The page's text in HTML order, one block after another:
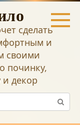
сделать
и
своими
починку,
и декор